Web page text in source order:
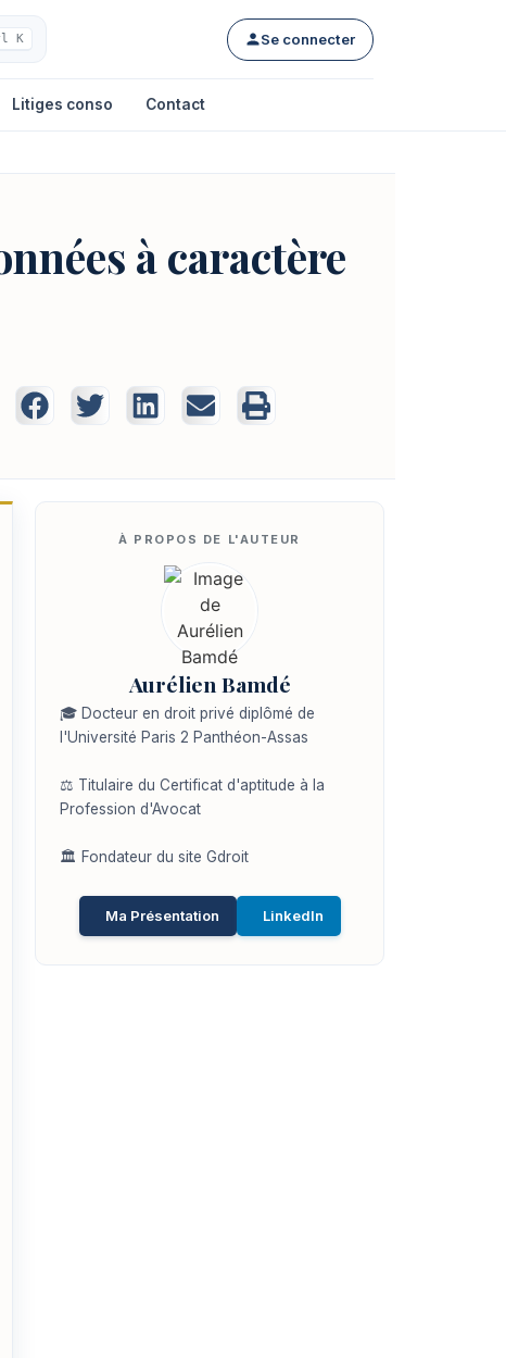
K Se connecter
Litiges conso Contact
à caractère
Aurélien Bamdé
🎓 Docteur en droit privé diplômé de
l'Université Paris 2 Panthéon-Assas
⚖️ Titulaire du Certificat d'aptitude à la
Profession d'Avocat
🏛️ Fondateur du site Gdroit
Ma Présentation LinkedIn